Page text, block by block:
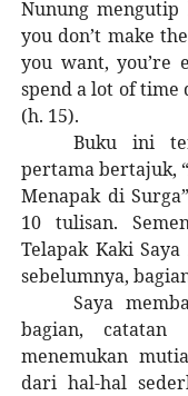
Nunung
you don’t make
you want, you’re
spend a lot of time
(h. 15).
Buku ini
pertama bertajuk,
Menapak di
10 tulisan.
Telapak Kaki
sebelumnya,
Saya
bagian, catatan
menemukan
dari hal-hal